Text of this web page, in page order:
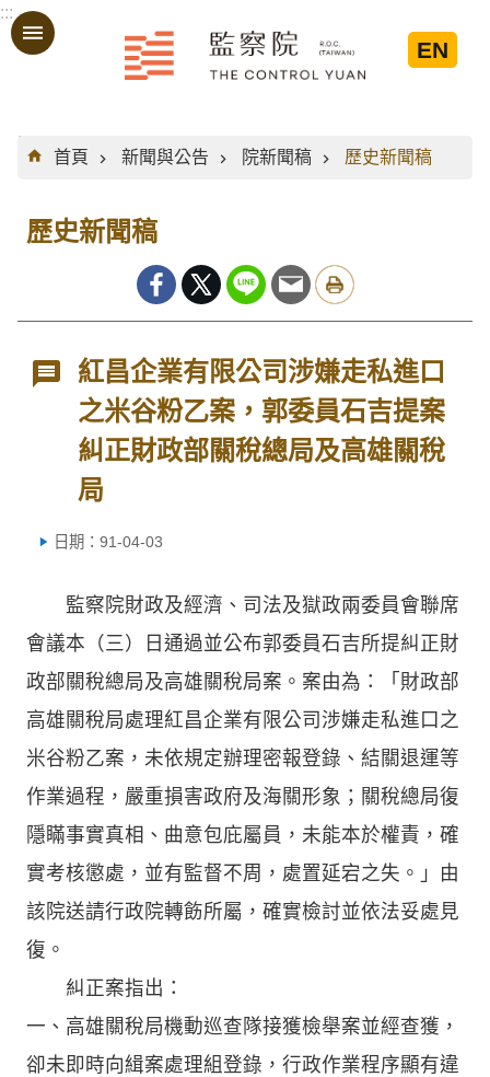
跳到主要內容區塊
:::
EN
:::
首頁
新聞與公告 院新聞稿 歷史新聞稿
歷史新聞稿
紅昌企業有限公司涉嫌走私進口
之米谷粉乙案，郭委員石吉提案
糾正財政部關稅總局及高雄關稅
局
日期：91-04-03
監察院財政及經濟、司法及獄政兩委員會聯席
會議本（三）日通過並公布郭委員石吉所提糾正財
政部關稅總局及高雄關稅局案。案由為：「財政部
高雄關稅局處理紅昌企業有限公司涉嫌走私進口之
米谷粉乙案，未依規定辦理密報登錄、結關退運等
作業過程，嚴重損害政府及海關形象；關稅總局復
隱瞞事實真相、曲意包庇屬員，未能本於權責，確
實考核懲處，並有監督不周，處置延宕之失。」由
該院送請行政院轉飭所屬，確實檢討並依法妥處見
復。
糾正案指出：
一、高雄關稅局機動巡查隊接獲檢舉案並經查獲，
卻未即時向緝案處理組登錄，行政作業程序顯有違